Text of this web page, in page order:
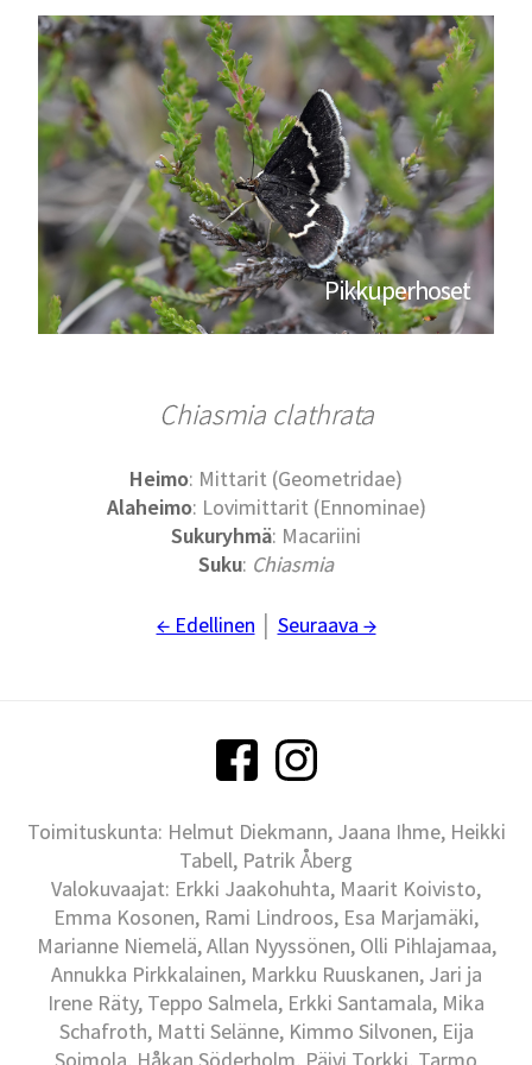
Pikkuperhoset
Chiasmia clathrata
Heimo: Mittarit (Geometridae)
Alaheimo: Lovimittarit (Ennominae)
Sukuryhmä: Macariini
Suku: Chiasmia
← Edellinen Seuraava →
Toimituskunta: Helmut Diekmann, Jaana Ihme, Heikki
Tabell, Patrik Åberg
Valokuvaajat: Erkki Jaakohuhta, Maarit Koivisto,
Emma Kosonen, Rami Lindroos, Esa Marjamäki,
Marianne Niemelä, Allan Nyyssönen, Olli Pihlajamaa,
Annukka Pirkkalainen, Markku Ruuskanen, Jari ja
Irene Räty, Teppo Salmela, Erkki Santamala, Mika
Schafroth, Matti Selänne, Kimmo Silvonen, Eija